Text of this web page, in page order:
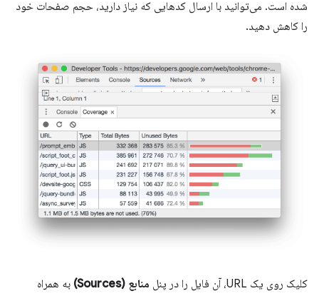
شده است. می‌توانید با ارسال کدهایی که نیاز دارید، حجم صفحات خود
را کاهش دهید.
کلیک روی یک URL، آن فایل را در پنل منابع (Sources)
به همراه